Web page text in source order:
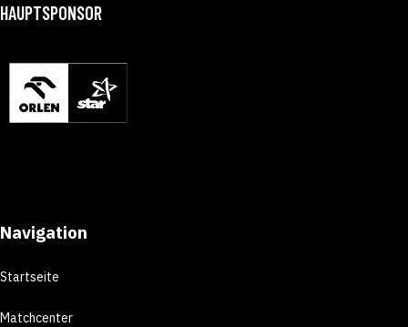
HAUPTSPONSOR
Navigation
Startseite
Matchcenter